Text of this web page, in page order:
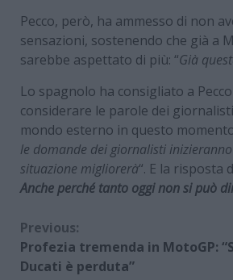
Pecco, però, ha ammesso di non
sensazioni, sostenendo che già a
sarebbe aspettato di più: “Già
Lo spagnolo ha consigliato a
considerare le parole dei
mondo esterno in questo
le domande dei giornalisti
situazione migliorerà“. E la risposta
Anche perché tanto oggi non si può
Continue
Reading
Previous:
Profezia tremenda in MotoGP:
Ducati è perduta”